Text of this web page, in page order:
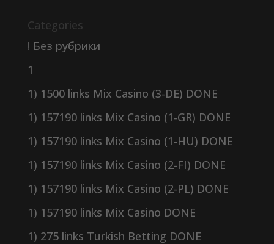
Categories
! Без рубрики
1
1) 1500 links Mix Casino (3-DE) DONE
1) 157190 links Mix Casino (1-GR) DONE
1) 157190 links Mix Casino (1-HU) DONE
1) 157190 links Mix Casino (2-FI) DONE
1) 157190 links Mix Casino (2-PL) DONE
1) 157190 links Mix Casino DONE
1) 275 links Turkish Betting DONE